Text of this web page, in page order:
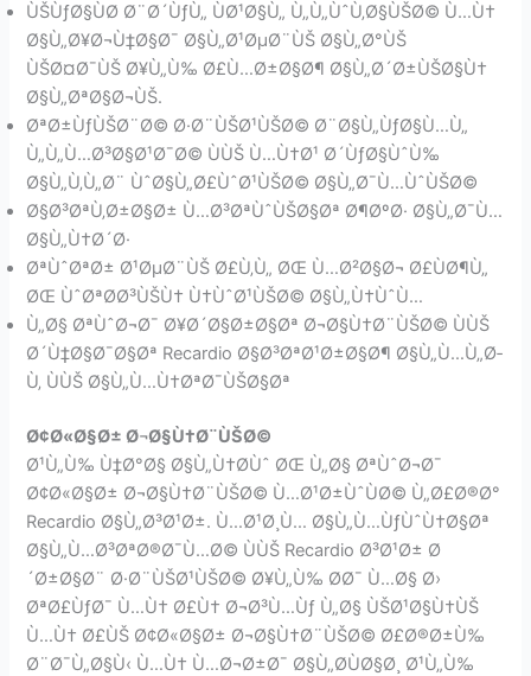
ÙŠÙƒØ§ÙØ­ Ø¨Ø´ÙƒÙ„ ÙØ¹Ø§Ù„ Ù„Ù„ÙˆÙ‚Ø§ÙŠØ© Ù…Ù†
Ø§Ù„Ø¥Ø¬Ù‡Ø§Ø¯ Ø§Ù„Ø¹ØµØ¨ÙŠ Ø§Ù„Ø°ÙŠ
ÙŠØ¤Ø¯ÙŠ Ø¥Ù„Ù‰ Ø£Ù…Ø±Ø§Ø¶ Ø§Ù„Ø´Ø±ÙŠØ§Ù†
Ø§Ù„ØªØ§Ø¬ÙŠ.
ØªØ±ÙƒÙŠØ¨Ø© Ø·Ø¨ÙŠØ¹ÙŠØ© Ø¨Ø§Ù„ÙƒØ§Ù…Ù„
Ù„Ù„Ù…Ø³Ø§Ø¹Ø¯Ø© ÙÙŠ Ù…Ù†Ø¹ Ø´ÙƒØ§ÙˆÙ‰
Ø§Ù„Ù‚Ù„Ø¨ ÙˆØ§Ù„Ø£ÙˆØ¹ÙŠØ© Ø§Ù„Ø¯Ù…ÙˆÙŠØ©
Ø§Ø³ØªÙ‚Ø±Ø§Ø± Ù…Ø³ØªÙˆÙŠØ§Øª Ø¶ØºØ· Ø§Ù„Ø¯Ù…
Ø§Ù„Ù†Ø´Ø·
ØªÙˆØªØ± Ø¹ØµØ¨ÙŠ Ø£Ù‚Ù„ ØŒ Ù…Ø²Ø§Ø¬ Ø£ÙØ¶Ù„
ØŒ ÙˆØªØ­Ø³ÙŠÙ† Ù†ÙˆØ¹ÙŠØ© Ø§Ù„Ù†ÙˆÙ…
Ù„Ø§ ØªÙˆØ¬Ø¯ Ø¥Ø´Ø§Ø±Ø§Øª Ø¬Ø§Ù†Ø¨ÙŠØ© ÙÙŠ
Ø´Ù‡Ø§Ø¯Ø§Øª Recardio Ø§Ø³ØªØ¹Ø±Ø§Ø¶ Ø§Ù„Ù…Ù„Ø­
Ù‚ ÙÙŠ Ø§Ù„Ù…Ù†ØªØ¯ÙŠØ§Øª
Ø¢Ø«Ø§Ø± Ø¬Ø§Ù†Ø¨ÙŠØ©
Ø¹Ù„Ù‰ Ù‡Ø°Ø§ Ø§Ù„Ù†Ø­Ùˆ ØŒ Ù„Ø§ ØªÙˆØ¬Ø¯
Ø¢Ø«Ø§Ø± Ø¬Ø§Ù†Ø¨ÙŠØ© Ù…Ø¹Ø±ÙˆÙØ© Ù„Ø£Ø®Ø°
Recardio Ø§Ù„Ø³Ø¹Ø±. Ù…Ø¹Ø¸Ù… Ø§Ù„Ù…ÙƒÙˆÙ†Ø§Øª
Ø§Ù„Ù…Ø³ØªØ®Ø¯Ù…Ø© ÙÙŠ Recardio Ø³Ø¹Ø± Ø
´Ø±Ø§Ø¨ Ø·Ø¨ÙŠØ¹ÙŠØ© Ø¥Ù„Ù‰ Ø­Ø¯ Ù…Ø§ Ø›
ØªØ£ÙƒØ¯ Ù…Ù† Ø£Ù† Ø¬Ø³Ù…Ùƒ Ù„Ø§ ÙŠØ¹Ø§Ù†ÙŠ
Ù…Ù† Ø£ÙŠ Ø¢Ø«Ø§Ø± Ø¬Ø§Ù†Ø¨ÙŠØ© Ø£Ø®Ø±Ù‰
Ø¨Ø¯Ù„Ø§Ù‹ Ù…Ù† Ù…Ø¬Ø±Ø¯ Ø§Ù„Ø­ÙØ§Ø¸ Ø¹Ù„Ù‰